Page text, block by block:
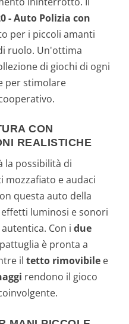
- Auto Polizia con
per i piccoli amanti
ruolo. Un'ottima
di giochi di ogni
per stimolare
CON
REALISTICHE
la possibilità di
mozzafiato e audaci
questa auto della
luminosi e sonori
Con i due
è pronta a
il tetto rimovibile e
rendono il gioco